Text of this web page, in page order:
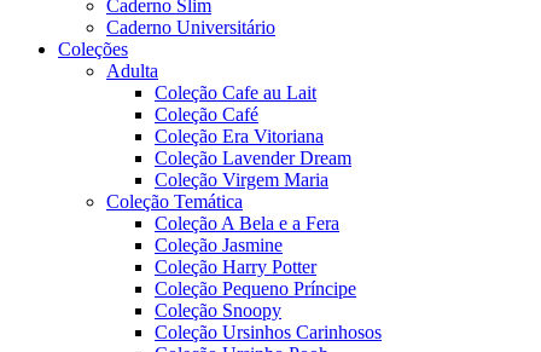
Caderno Slim
Caderno Universitário
Coleções
Adulta
Coleção Cafe au Lait
Coleção Café
Coleção Era Vitoriana
Coleção Lavender Dream
Coleção Virgem Maria
Coleção Temática
Coleção A Bela e a Fera
Coleção Jasmine
Coleção Harry Potter
Coleção Pequeno Príncipe
Coleção Snoopy
Coleção Ursinhos Carinhosos